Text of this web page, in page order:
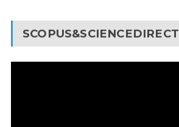
SCOPUS&SCIENCEDIRECT